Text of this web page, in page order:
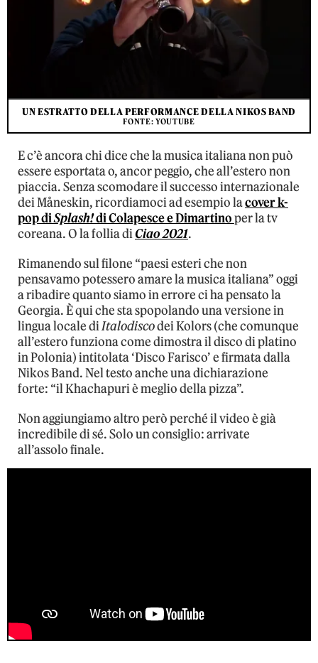
UN ESTRATTO DELLA PERFORMANCE DELLA NIKOS BAND
FONTE: YOUTUBE
E c’è ancora chi dice che la musica italiana non può
essere esportata o, ancor peggio, che all’estero non
piaccia. Senza scomodare il successo internazionale
dei Måneskin, ricordiamoci ad esempio lacover k-
pop diSplash!di Colapesce e Dimartinoper la tv
coreana. O la follia diCiao 2021.
Rimanendo sul filone “paesi esteri che non
pensavamo potessero amare la musica italiana” oggi
a ribadire quanto siamo in errore ci ha pensato la
Georgia. È qui che sta spopolando una versione in
lingua locale diItalodiscodei Kolors (che comunque
all’estero funziona come dimostra il disco di platino
in Polonia) intitolata ‘Disco Farisco’ e firmata dalla
Nikos Band. Nel testo anche una dichiarazione
forte: “il Khachapuri è meglio della pizza”.
Non aggiungiamo altro però perché il video è già
incredibile di sé. Solo un consiglio: arrivate
all’assolo finale.